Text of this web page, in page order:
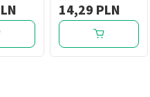
14,29 PLN